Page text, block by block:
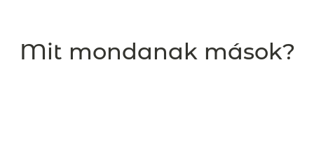
Mit mondanak mások?